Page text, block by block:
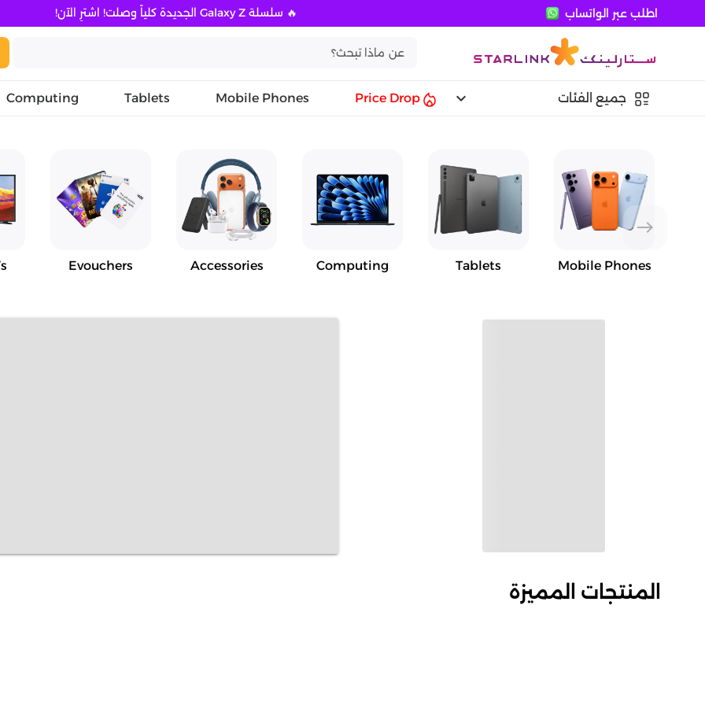
اطلب عبر الواتساب 🔥 سلسلة Galaxy Z الجديدة كلياً وصلت! اشترِ الآن!
جميع الفئات keyboard_arrow_down
Price Drop
Mobile Phones
Tablets
Computing
east
Mobile Phones
Tablets
Computing
Accessories
Evouchers
المنتجات المميزة